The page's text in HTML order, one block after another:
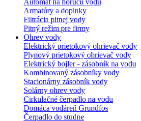
Automat na horúcu vodu
Armatúry a doplnky
Filtrácia pitnej vody
Pitný režim pre firmy
Ohrev vody
Elektrický prietokový ohrievač vody
Plynový prietokový ohrievač vody
Elektrický bojler - zásobník na vodu
Kombinovaný zásobníky vody
Stacionárny zásobník vody
Solárny ohrev vody
Cirkulačné čerpadlo na vodu
Domáca vodáreň Grundfos
Čerpadlo do studne